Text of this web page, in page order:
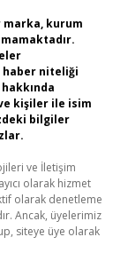
kurum
haber niteliği
kişiler ile isim
bilgiler
ve İletişim
olarak hizmet
olarak denetleme
Ancak, üyelerimiz
siteye üye olarak